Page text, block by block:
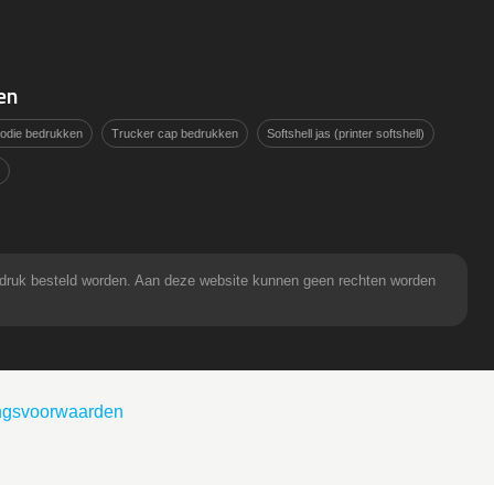
bedrukken Trucker cap bedrukken Softshell jas (printer softshell)
besteld worden. Aan deze website kunnen geen rechten worden